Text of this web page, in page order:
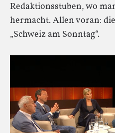
Redaktionsstuben, wo
hermacht. Allen voran:
„Schweiz am Sonntag“.